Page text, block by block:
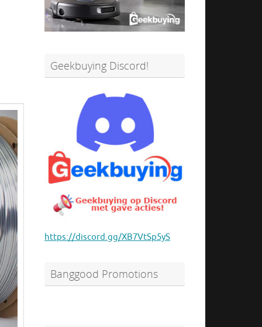
Geekbuying Discord!
https://discord.gg/XB7VtSp5yS
Banggood Promotions